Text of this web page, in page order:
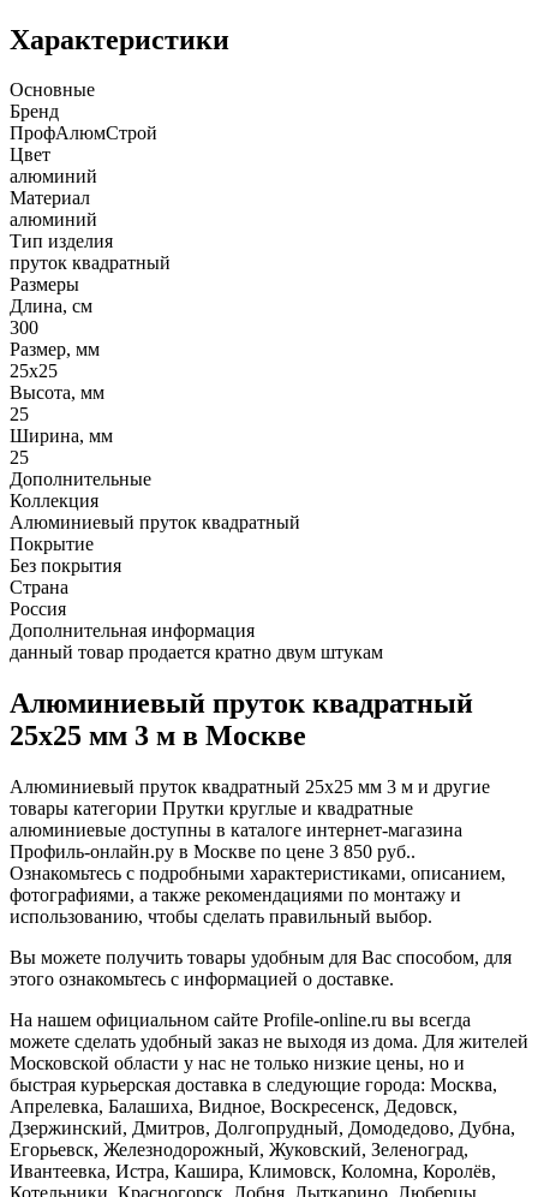
Характеристики
Основные
Бренд
ПрофАлюмСтрой
Цвет
алюминий
Материал
алюминий
Тип изделия
пруток квадратный
Размеры
Длина, см
300
Размер, мм
25х25
Высота, мм
25
Ширина, мм
25
Дополнительные
Коллекция
Алюминиевый пруток квадратный
Покрытие
Без покрытия
Страна
Россия
Дополнительная информация
данный товар продается кратно двум штукам
Алюминиевый пруток квадратный
25х25 мм 3 м в Москве
Алюминиевый пруток квадратный 25х25 мм 3 м и другие
товары категории Прутки круглые и квадратные
алюминиевые доступны в каталоге интернет-магазина
Профиль-онлайн.ру в Москве по цене 3 850 руб..
Ознакомьтесь с подробными характеристиками, описанием,
фотографиями, а также рекомендациями по монтажу и
использованию, чтобы сделать правильный выбор.
Вы можете получить товары удобным для Вас способом, для
этого ознакомьтесь с информацией о доставке.
На нашем официальном сайте Profile-online.ru вы всегда
можете сделать удобный заказ не выходя из дома. Для жителей
Московской области у нас не только низкие цены, но и
быстрая курьерская доставка в следующие города: Москва,
Апрелевка, Балашиха, Видное, Воскресенск, Дедовск,
Дзержинский, Дмитров, Долгопрудный, Домодедово, Дубна,
Егорьевск, Железнодорожный, Жуковский, Зеленоград,
Ивантеевка, Истра, Кашира, Климовск, Коломна, Королёв,